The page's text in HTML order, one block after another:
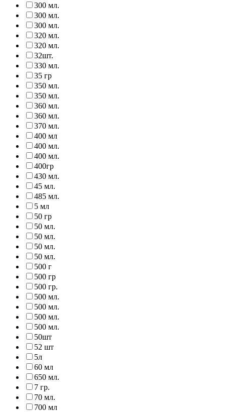
300 мл.
300 мл.
300 мл.
320 мл.
320 мл.
32шт.
330 мл.
35 гр
350 мл.
350 мл.
360 мл.
360 мл.
370 мл.
400 мл
400 мл.
400 мл.
400гр
430 мл.
45 мл.
485 мл.
5 мл
50 гр
50 мл.
50 мл.
50 мл.
50 мл.
500 г
500 гр
500 гр.
500 мл.
500 мл.
500 мл.
500 мл.
50шт
52 шт
5л
60 мл
650 мл.
7 гр.
70 мл.
700 мл